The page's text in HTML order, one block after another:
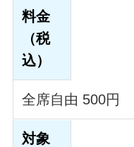
料金
（税
込）
全席自由 500円
対象